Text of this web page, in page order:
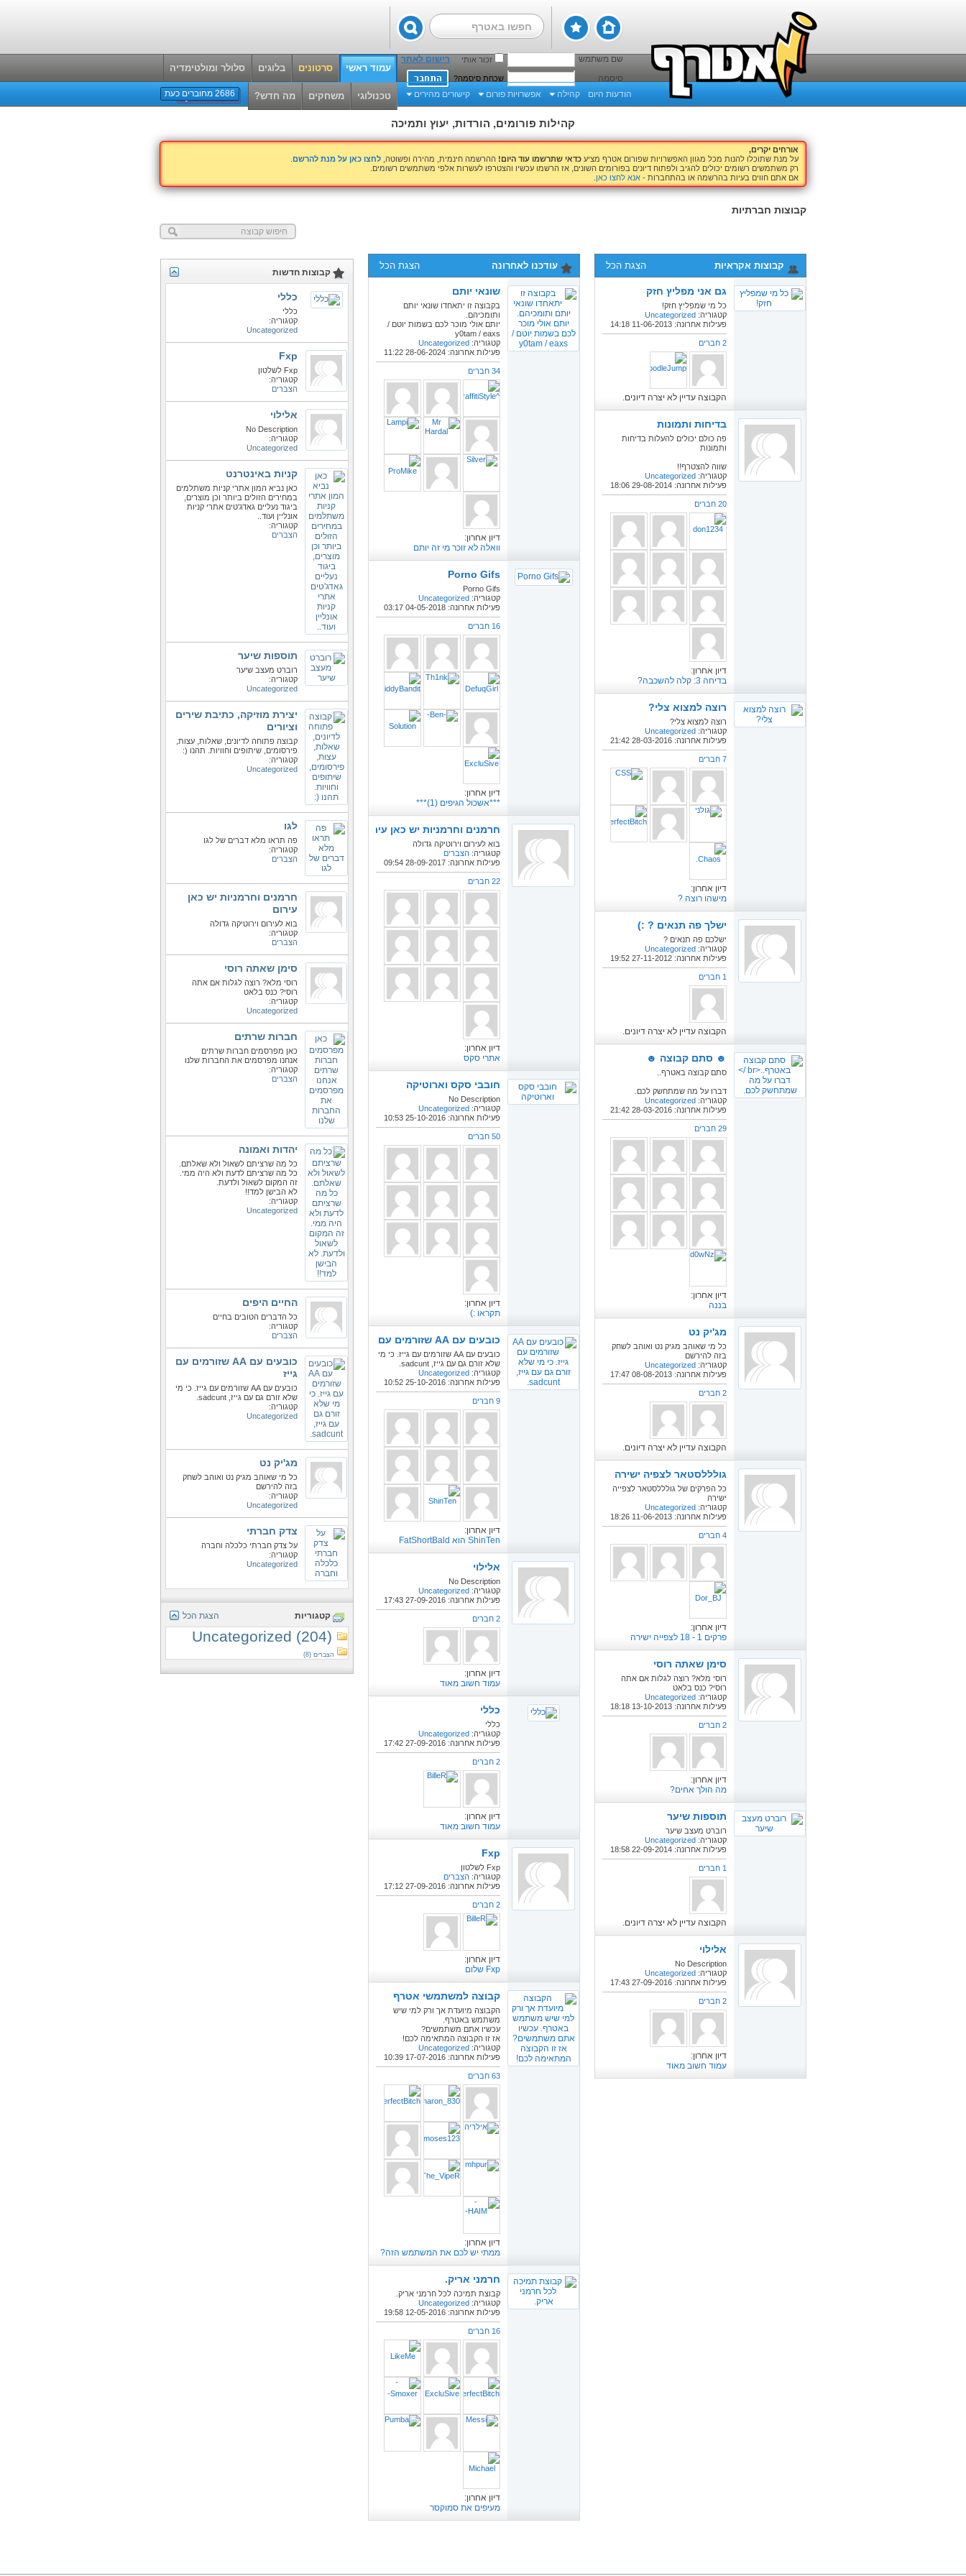
שם משתמש זכור אותי
רישום לאתר
סיסמה
שכחת סיסמה?
עמוד ראשי
הודעות היום קהילה אפשרויות פורום קישורים מהירים
סרטונים בלוגים סלולר ומולטימדיה
טכנולוגי משחקים מה חדש? 2686 מחוברים כעת
קהילות פורומים, הורדות, יעוץ ותמיכה
אורחים יקרים,
על מנת שתוכלו להנות מכל מגוון האפשרויות שפורום אטרף מציע כדאי שתרשמו עוד היום! ההרשמה חינמית, מהירה ופשוטה, לחצו כאן על מנת להרשם
רק משתמשים רשומים יכולים להגיב ולפתוח דיונים בפורומים השונים, אז הרשמו עכשיו והצטרפו לעשרות אלפי משתמשים רשומים.
אם אתם חווים בעיות בהרשמה או בהתחברות - אנא לחצו כאן
קבוצות חברתיות
הצגת הכל קבוצות אקראיות
גם אני מפליץ חזק
כל מי שמפליץ חזק!
קטגוריה: Uncategorized
פעילות אחרונה: 11-06-2013
14:18
2 חברים
הקבוצה עדיין לא יצרה דיונים.
בדיחות ותמונות
פה כולם יכולים להעלות בדיחות
ותמונות
שווה להצטרף!!
קטגוריה: Uncategorized
פעילות אחרונה: 29-08-2014
18:06
20 חברים
דיון אחרון:
בדיחה 3: קלה להשכבה?
רוצה למצוא צלי?
רוצה למצוא צלי?
קטגוריה: Uncategorized
פעילות אחרונה: 28-03-2016
21:42
7 חברים
דיון אחרון:
מישהו רוצה ?
ישלך פה תנאים ? :)
ישלכם פה תנאים ?
קטגוריה: Uncategorized
פעילות אחרונה: 27-11-2012
19:52
1 חברים
הקבוצה עדיין לא יצרה דיונים.
☻ סתם קבוצה ☻
סתם קבוצה באטרף..
דברו על מה שמתחשק לכם.
קטגוריה: Uncategorized
פעילות אחרונה: 28-03-2016
21:42
29 חברים
דיון אחרון:
בננה
מג'יק נט
כל מי שאוהב מגיק נט ואוהב לשחק
בזה להירשם
קטגוריה: Uncategorized
פעילות אחרונה: 08-08-2013
17:47
2 חברים
הקבוצה עדיין לא יצרה דיונים.
גולללסטאר לצפיה ישירה
כל הפרקים של גולללסטאר לצפייה
ישירה
קטגוריה: Uncategorized
פעילות אחרונה: 11-06-2013
18:26
4 חברים
דיון אחרון:
פרקים 1 - 18 לצפייה ישירה
סימן שאתה רוסי
רוסי מלא? רוצה לגלות אם אתה
רוסי? כנס בלאט
קטגוריה: Uncategorized
פעילות אחרונה: 13-10-2013
18:18
2 חברים
דיון אחרון:
מה הולך אחים?
תוספות שיער
רוברט מעצב שיער
קטגוריה: Uncategorized
פעילות אחרונה: 22-09-2014
18:58
1 חברים
הקבוצה עדיין לא יצרה דיונים.
אלילוי
No Description
קטגוריה: Uncategorized
פעילות אחרונה: 27-09-2016
17:43
2 חברים
דיון אחרון:
עמוד חשוב מאוד
הצגת הכל עודכנו לאחרונה
שונאי יותם
בקבוצה זו יתאחדו שונאי יותם
ותומכיהם.
יותם אולי מוכר לכם בשמות יוטם /
y0tam / eaxs
קטגוריה: Uncategorized
פעילות אחרונה: 28-06-2024
11:22
34 חברים
דיון אחרון:
וואלה לא זוכר מי זה יותם
Porno Gifs
Porno Gifs
קטגוריה: Uncategorized
פעילות אחרונה: 04-05-2018
03:17
16 חברים
דיון אחרון:
***אשכול הגיפים (1)***
חרמנים וחרמניות יש כאן עירום
בוא לעירום וירוטיקה גדולה
קטגוריה: הצברים
פעילות אחרונה: 28-09-2017
09:54
22 חברים
דיון אחרון:
אתרי סקס
חובבי סקס וארוטיקה
No Description
קטגוריה: Uncategorized
פעילות אחרונה: 25-10-2016
10:53
50 חברים
דיון אחרון:
תקראו :)
כובעים עם AA שזורמים עם גייז
כובעים עם AA שזורמים עם גייז. כי מי
שלא זורם גם עם גייז, sadcunt.
קטגוריה: Uncategorized
פעילות אחרונה: 25-10-2016
10:52
9 חברים
דיון אחרון:
ShinTen הוא FatShortBald
אלילוי
No Description
קטגוריה: Uncategorized
פעילות אחרונה: 27-09-2016
17:43
2 חברים
דיון אחרון:
עמוד חשוב מאוד
כללי
כללי
קטגוריה: Uncategorized
פעילות אחרונה: 27-09-2016
17:42
2 חברים
דיון אחרון:
עמוד חשוב מאוד
F‎‎‎xp
F‎‎‎‎xp לשלטון
קטגוריה: הצברים
פעילות אחרונה: 27-09-2016
17:12
2 חברים
דיון אחרון:
F‎‎xp שלום
קבוצה למשתמשי אטרף
הקבוצה מיועדת אך ורק למי שיש
משתמש באטרף.
עכשיו אתם משתמשים?
אז זו הקבוצה המתאימה לכם!
קטגוריה: Uncategorized
פעילות אחרונה: 17-07-2016
10:39
63 חברים
דיון אחרון:
ממתי יש לכם את המשתמש הזה?
חרמני אריק.
קבוצת תמיכה לכל חרמני אריק.
קטגוריה: Uncategorized
פעילות אחרונה: 12-05-2016
19:58
16 חברים
דיון אחרון:
מעיפים את סמוקסר
קבוצות חדשות
כללי
כללי
קטגוריה:
Uncategorized
F‎‎‎xp
F‎‎‎‎xp לשלטון
קטגוריה:
הצברים
אלילוי
No Description
קטגוריה:
Uncategorized
קניות באינטרנט
כאן נביא המון אתרי קניות משתלמים
במחירים הזולים ביותר וכן מוצרים,
ביגוד נעליים גאדג'טים אתרי קניות
אונליין ועוד..
קטגוריה:
הצברים
תוספות שיער
רוברט מעצב שיער
קטגוריה:
Uncategorized
יצירת מוזיקה, כתיבת שירים
וציורים
קבוצה פתוחה לדיונים, שאלות, עצות,
פירסומים, שיתופים וחוויות. תהנו (:
קטגוריה:
Uncategorized
לגו
פה תראו מלא דברים של לגו
קטגוריה:
הצברים
חרמנים וחרמניות יש כאן
עירום
בוא לעירום וירוטיקה גדולה
קטגוריה:
הצברים
סימן שאתה רוסי
רוסי מלא? רוצה לגלות אם אתה
רוסי? כנס בלאט
קטגוריה:
Uncategorized
חברות שרתים
כאן מפרסמים חברות שרתים
אנחנו מפרסמים את החברות שלנו
קטגוריה:
הצברים
יהדות ואמונה
כל מה שרציתם לשאול ולא שאלתם.
כל מה שרציתם לדעת ולא היה ממי.
זה המקום לשאול ולדעת.
לא הבישן למד!!
קטגוריה:
Uncategorized
החיים היפים
כל הדברים הטובים בחיים
קטגוריה:
הצברים
כובעים עם AA שזורמים עם
גייז
כובעים עם AA שזורמים עם גייז. כי מי
שלא זורם גם עם גייז, sadcunt.
קטגוריה:
Uncategorized
מג'יק נט
כל מי שאוהב מגיק נט ואוהב לשחק
בזה להירשם
קטגוריה:
Uncategorized
צדק חברתי
על צדק חברתי כלכלה וחברה
קטגוריה:
Uncategorized
הצגת הכל קטגוריות
Uncategorized (204)
הצברים (8)